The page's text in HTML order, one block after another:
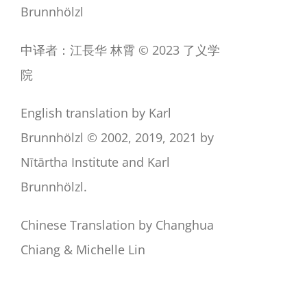
Brunnhölzl
中译者：江長华 林霄 © 2023 了义学
院
English translation by Karl
Brunnhölzl © 2002, 2019, 2021 by
Nītārtha Institute and Karl
Brunnhölzl.
Chinese Translation by Changhua
Chiang & Michelle Lin